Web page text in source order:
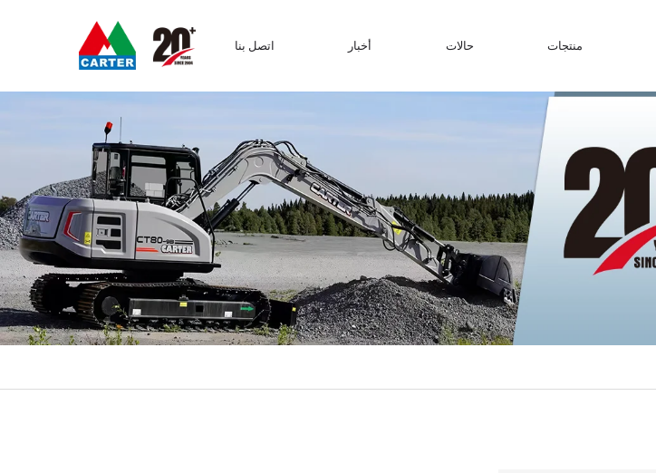
منتجات حالات أخبار اتصل بنا